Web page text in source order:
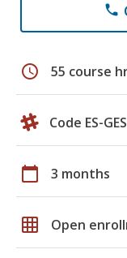
phone
schedule 55 course
Code ES-
calendar_today 3 months
grid_on Open